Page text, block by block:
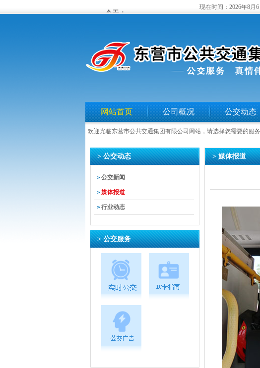
现在时间： 2026年8月
网站首页 公司概况 公交动态
欢迎光临东营市公共交通集团有限公司网站，请选择您需要的服务
> 公交动态
> 公交新闻
> 媒体报道
> 行业动态
> 公交服务
> 媒体报道